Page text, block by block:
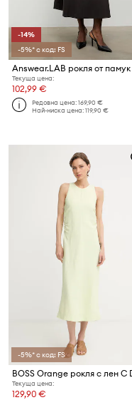
-14%
-5%* с код: FS
Answear.LAB рокля от памук
Текуща цена:
102,99 €
Редовна цена:169,90 €
Най-ниска цена:119,90 €
-5%* с код: FS
Текуща цена:
129,90 €